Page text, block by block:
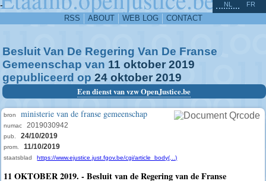
-
RSS ABOUT WEB LOG CONTACT
NL FR
Besluit Van De Regering Van De Franse
Gemeenschap van 11 oktober 2019
gepubliceerd op 24 oktober 2019
Een dienst van vzw OpenJustice.be
bron ministerie van de franse gemeenschap
numac 2019030942
pub. 24/10/2019
prom. 11/10/2019
staatsblad https://www.ejustice.just.fgov.be/cgi/article_body(...)
11 OKTOBER 2019. - Besluit van de Regering van de Franse
^